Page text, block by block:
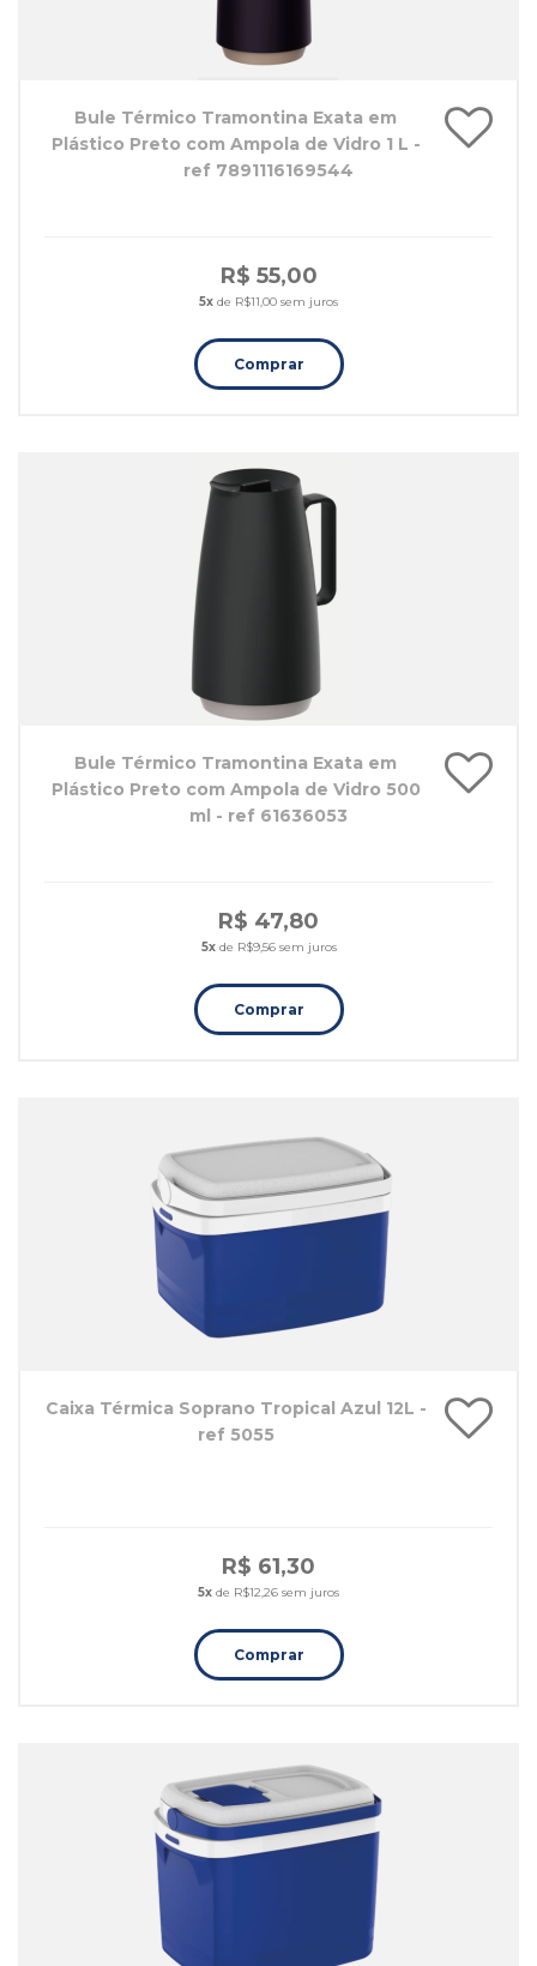
Bule Térmico Tramontina Exata em
Plástico Preto com Ampola de Vidro 1 L -
ref 7891116169544
R$ 55,00
5x de R$11,00 sem juros
Comprar
Bule Térmico Tramontina Exata em
Plástico Preto com Ampola de Vidro 500
ml - ref 61636053
R$ 47,80
5xde R$9,56 sem juros
Comprar
Caixa Térmica Soprano Tropical Azul 12L -
ref 5055
R$ 61,30
5x de R$12,26 sem juros
Comprar